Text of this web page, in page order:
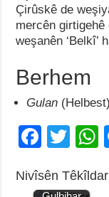
Çirûskê de
mercên girtigehê
weşanên ‘Belkî’
Berhem
Gulan
F
c
T
tt
NivîsênJiyana